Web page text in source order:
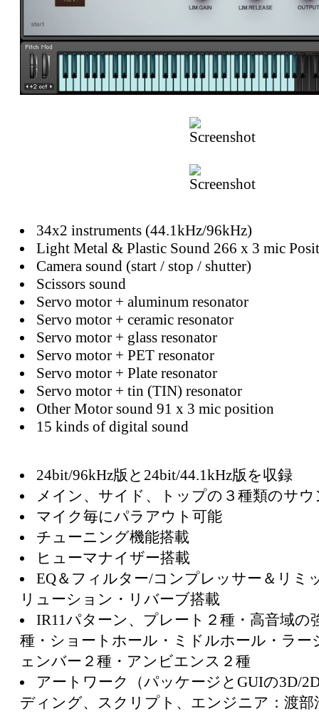
34x2 instruments (44.1kHz/96kHz)
Light Metal & Plastic Sound 266 x 3 mic
Camera sound (start / stop / shutter)
Scissors sound
Servo motor + aluminum resonator
Servo motor + ceramic resonator
Servo motor + glass resonator
Servo motor + PET resonator
Servo motor + Plate resonator
Servo motor + tin (TIN) resonator
Other Motor sound 91 x 3 mic position
15 kinds of digital sound
24bit/96kHz版と24bit/44.1kHz版を収録
メイン、サイド、トップの３種類のサウ
マイク毎にパラアウト可能
チューニング機能搭載
ヒューマナイザー搭載
EQ＆フィルター/コンプレッサー＆リミ
リューション・リバーブ搭載
IR11パターン、プレート２種・高音域の
種・ショートホール・ミドルホール・ラー
ェンバー２種・アンビエンス２種
アートワーク（パッケージとGUIの3D/
ディング、スクリプト、エンジニア：渡部